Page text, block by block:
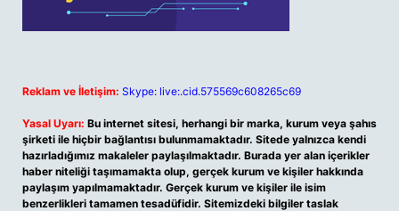
Reklam ve İletişim: Skype: live:.cid.575569c608265c69
Yasal Uyarı: Bu internet sitesi, herhangi bir marka, kurum veya şahıs
şirketi ile hiçbir bağlantısı bulunmamaktadır. Sitede yalnızca kendi
hazırladığımız makaleler paylaşılmaktadır. Burada yer alan içerikler
haber niteliği taşımamakta olup, gerçek kurum ve kişiler hakkında
paylaşım yapılmamaktadır. Gerçek kurum ve kişiler ile isim
benzerlikleri tamamen tesadüfidir. Sitemizdeki bilgiler taslak